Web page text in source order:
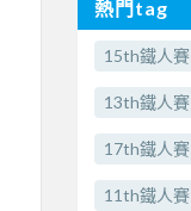
熱門tag
15th鐵人賽
13th鐵人賽
17th鐵人賽
11th鐵人賽